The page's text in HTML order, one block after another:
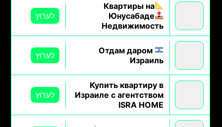
Квартиры на
Юнусабаде
Недвижимость
לערוץ
Отдам даром
Израиль
לערוץ
Купить квартиру в
Израиле с агентством
ISRA HOME
לערוץ